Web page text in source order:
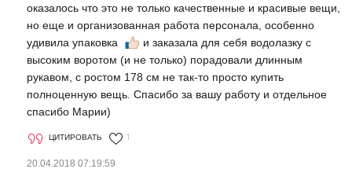
оказалось что это не только качественные и красивые вещи,
но еще и организованная работа персонала, особенно
удивила упаковка
и заказала для себя водолазку с
высоким воротом (и не только) порадовали длинным
рукавом, с ростом 178 см не так-то просто купить
полноценную вещь. Спасибо за вашу работу и отдельное
спасибо Марии)
ЦИТИРОВАТЬ 1
20.04.2018 07:19:59